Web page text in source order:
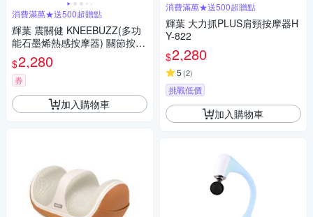
消費滿萬★送500超贈點
輝葉 震關健 KNEEBUZZ(多功
能石墨烯熱感按摩器) 關節按摩
膝蓋按摩 HY-762
$2,280
券
加入購物車
消費滿萬★送500超贈點
輝葉 大力抓PLUS肩頸按摩器H
Y-822
$2,280
5 (2)
挑戰低價
加入購物車